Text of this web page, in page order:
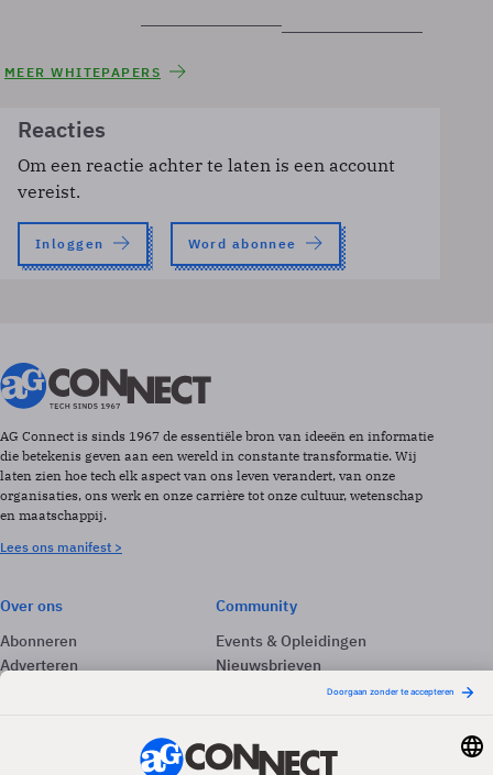
MEER WHITEPAPERS
Reacties
Om een reactie achter te laten is een account
vereist.
Inloggen Word abonnee
AG Connect is sinds 1967 de essentiële bron van ideeën en informatie
die betekenis geven aan een wereld in constante transformatie. Wij
laten zien hoe tech elk aspect van ons leven verandert, van onze
organisaties, ons werk en onze carrière tot onze cultuur, wetenschap
en maatschappij.
Lees ons manifest >
Over ons
Abonneren
Adverteren
Community
Events & Opleidingen
Nieuwsbrieven